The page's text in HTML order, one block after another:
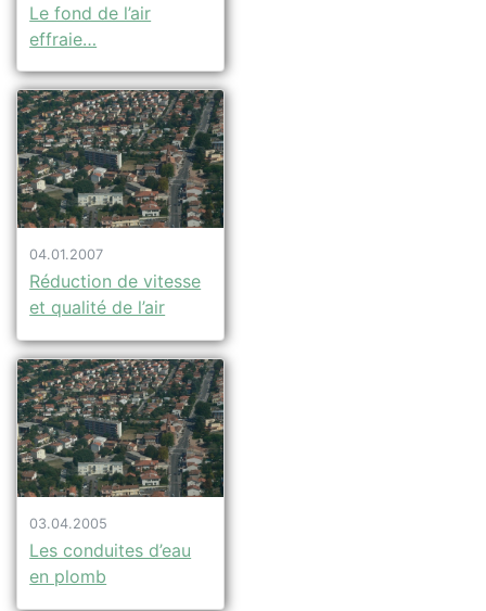
Le fond de l’air
effraie…
04.01.2007
Réduction de vitesse
et qualité de l’air
03.04.2005
Les conduites d’eau
en plomb